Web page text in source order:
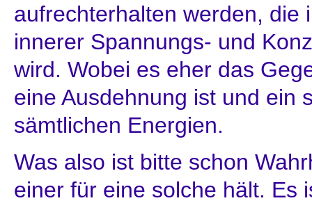
aufrechterhalten werden, die
innerer Spannungs- und
wird. Wobei es eher das
eine Ausdehnung ist und ein
sämtlichen Energien.
Was also ist bitte schon
einer für eine solche hält. Es